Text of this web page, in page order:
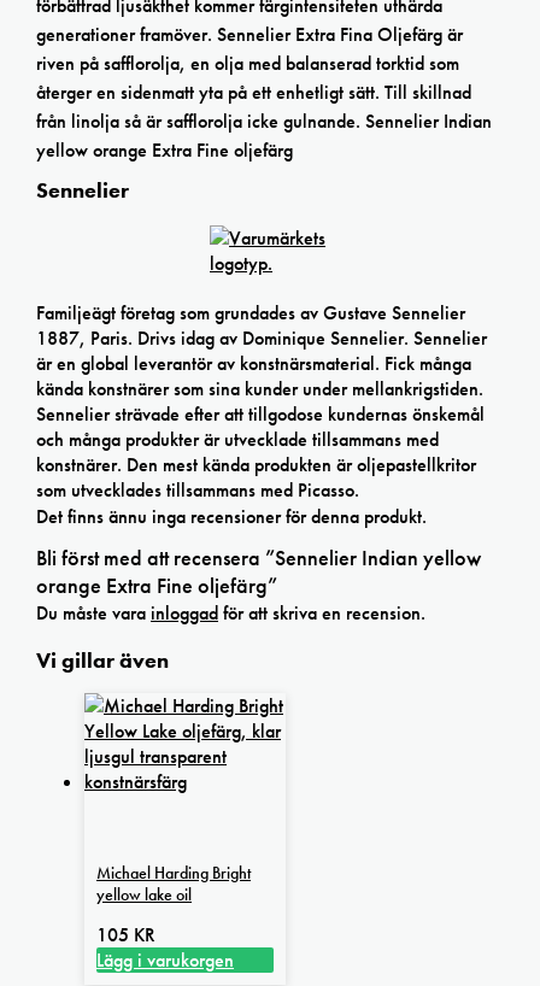
generationer framöver. Sennelier Extra Fina Oljefärg är
riven på safflorolja, en olja med balanserad torktid som
återger en sidenmatt yta på ett enhetligt sätt. Till skillnad
från linolja så är safflorolja icke gulnande. Sennelier Indian
yellow orange Extra Fine oljefärg
Sennelier
Familjeägt företag som grundades av Gustave Sennelier
1887, Paris. Drivs idag av Dominique Sennelier. Sennelier
är en global leverantör av konstnärsmaterial. Fick många
kända konstnärer som sina kunder under mellankrigstiden.
Sennelier strävade efter att tillgodose kundernas önskemål
och många produkter är utvecklade tillsammans med
konstnärer. Den mest kända produkten är oljepastellkritor
som utvecklades tillsammans med Picasso.
Det finns ännu inga recensioner för denna produkt.
Bli först med att recensera ”Sennelier Indian yellow
orange Extra Fine oljefärg”
Du måste varainloggadför att skriva en recension.
Vi gillar även
Michael Harding Bright
yellow lake oil
105 KR
Lägg i varukorgen